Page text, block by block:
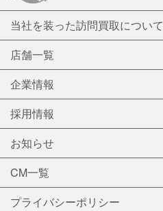
当社を装った訪問買取について
店舗一覧
企業情報
採用情報
お知らせ
CM一覧
プライバシーポリシー